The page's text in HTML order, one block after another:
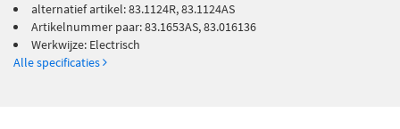
alternatief artikel: 83.1124R, 83.1124AS
Artikelnummer paar: 83.1653AS, 83.016136
Werkwijze: Electrisch
Alle specificaties